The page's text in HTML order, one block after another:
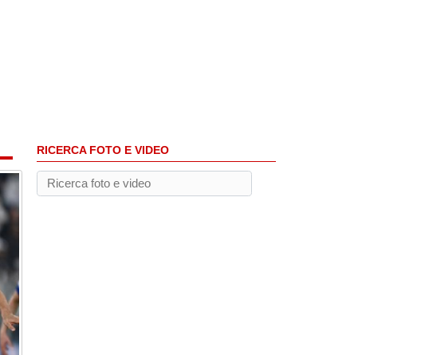
RICERCA FOTO E VIDEO